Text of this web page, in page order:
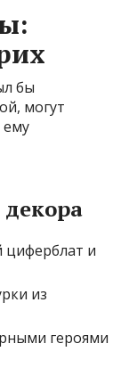
бы
могут
ему
и
из
героями